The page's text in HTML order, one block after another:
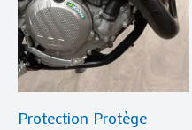
Protection Protège